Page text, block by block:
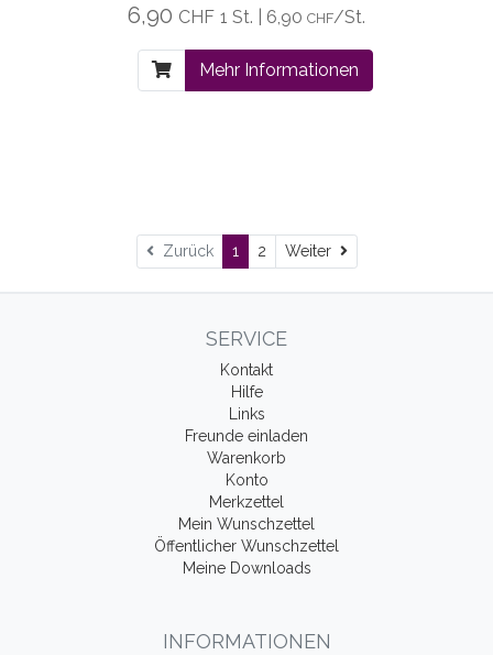
6,90 CHF 1 St. | 6,90 CHF/St.
Mehr Informationen
Zurück 1 2 Weiter Weiter
SERVICE
Kontakt
Hilfe
Links
Freunde einladen
Warenkorb
Konto
Merkzettel
Mein Wunschzettel
Öffentlicher Wunschzettel
Meine Downloads
INFORMATIONEN